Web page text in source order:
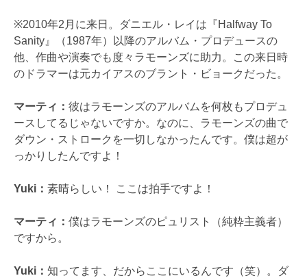
※2010年2月に来日。ダニエル・レイは『Halfway To
Sanity』（1987年）以降のアルバム・プロデュースの
他、作曲や演奏でも度々ラモーンズに助力。この来日時
のドラマーは元カイアスのブラント・ビョークだった。
マーティ： 彼はラモーンズのアルバムを何枚もプロデュ
ースしてるじゃないですか。なのに、ラモーンズの曲で
ダウン・ストロークを一切しなかったんです。僕は超が
っかりしたんですよ！
Yuki： 素晴らしい！ ここは拍手ですよ！
マーティ： 僕はラモーンズのピュリスト（純粋主義者）
ですから。
Yuki： 知ってます、だからここにいるんです（笑）。ダ